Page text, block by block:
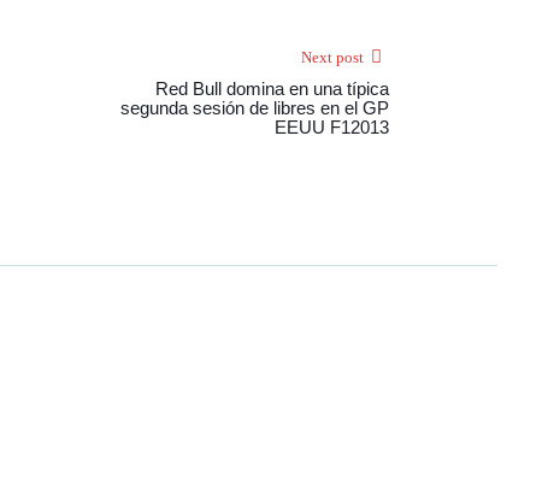
Next post
Red Bull domina en una típica
segunda sesión de libres en el GP
EEUU F12013